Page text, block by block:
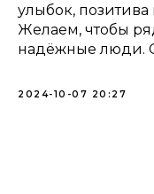
улыбок,
Желаем, чтобы
надёжные люди.
2024-10-07 20:27